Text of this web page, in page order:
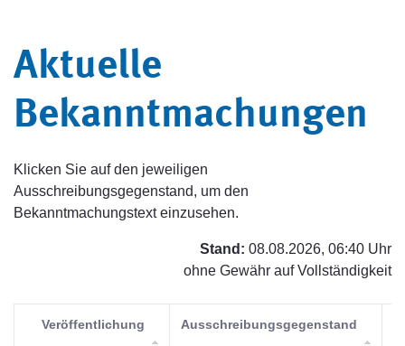
Aktuelle
Bekanntmachungen
Klicken Sie auf den jeweiligen
Ausschreibungsgegenstand, um den
Bekanntmachungstext einzusehen.
Stand: 08.08.2026, 06:40 Uhr
ohne Gewähr auf Vollständigkeit
Veröffentlichung Ausschreibungsgegenstand